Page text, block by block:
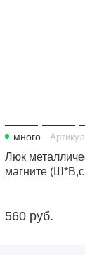
много
Люк
магните
560 руб.